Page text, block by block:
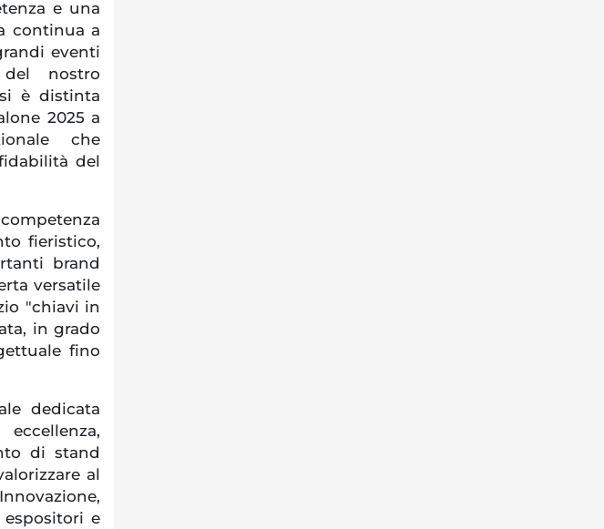
e una
continua a
eventi
del nostro
è distinta
2025 a
che
del
fieristico,
brand
versatile
"chiavi in
in grado
fino
dedicata
di stand
al
e